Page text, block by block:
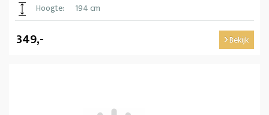
Hoogte:
194 cm
349,- Bekijk